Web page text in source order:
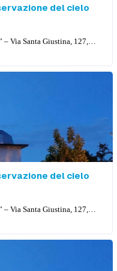
del cielo
Giustina, 127, 36057 Arcugnano
del cielo
Giustina, 127, 36057 Arcugnano